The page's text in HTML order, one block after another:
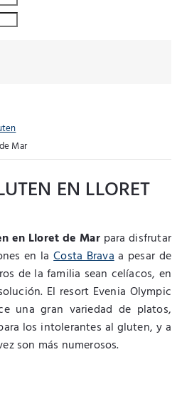
Mar
EN LLORET
en Lloret de Marpara disfrutar
en laCosta Bravaa pesar de
de la familia sean celíacos, en
El resort Evenia Olympic
una gran variedad de platos,
los intolerantes al gluten, y a
son más numerosos.